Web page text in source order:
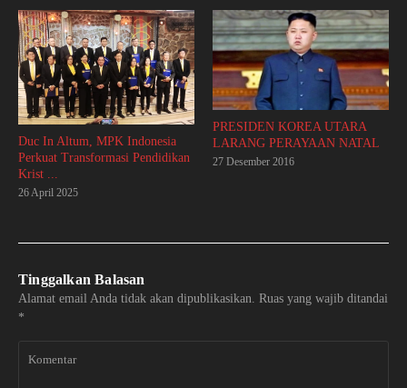
Duc In Altum, MPK Indonesia
Perkuat Transformasi Pendidikan
Krist ...
26 April 2025
PRESIDEN KOREA UTARA
LARANG PERAYAAN NATAL
27 Desember 2016
Tinggalkan Balasan
Alamat email Anda tidak akan dipublikasikan. Ruas yang wajib ditandai
*